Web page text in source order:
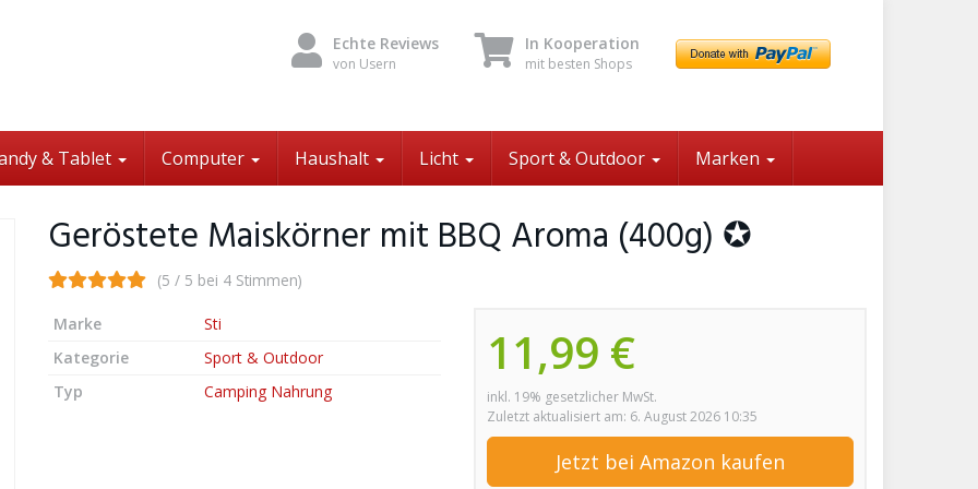
Echte Reviews
von Usern
In Kooperation
mit besten Shops
& Tablet Computer Haushalt Licht Sport & Outdoor Marken
Geröstete Maiskörner mit BBQ Aroma (400g) ✪
(5 / 5 bei 4 Stimmen)
11,99 €
inkl. 19% gesetzlicher MwSt.
Zuletzt aktualisiert am: 6. August 2026 10:35
Jetzt bei Amazon kaufen
Marke
Sti
Kategorie
Sport & Outdoor
Typ
Camping Nahrung